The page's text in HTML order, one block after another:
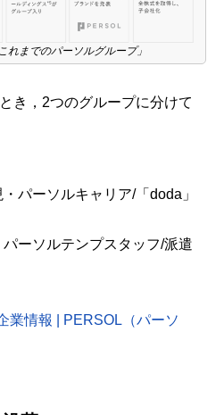
れまでのパーソルグループ」
き，2つのグループに分けて
パーソルキャリア/「doda」
ーソルテンプスタッフ/派遣
業情報 | PERSOL（パーソ